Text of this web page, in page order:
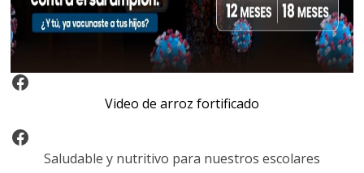
Video Arroz Fortificado
Video de arroz fortificado
Facebook
Saludable y nutritivo para nuestros escolares